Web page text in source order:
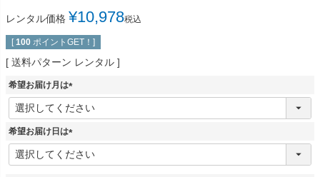
レンタル価格 ¥10,978税込
[ 100 ポイントGET！]
送料パターン レンタル
希望お届け月は
(
必
希望お届け日は
(
必